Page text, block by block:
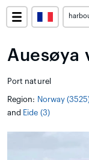
Auesøya
Port naturel
Region: Norway
and Eide (3)